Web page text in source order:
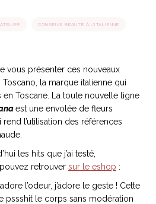
de
ART ET DESIGN
ATELIER CONSEILS BEAUTÉ À L'ITALIENNE
vous présenter ces nouveaux
la marque italienne qui
en Toscane. La toute nouvelle ligne
est une envolée de fleurs
l’utilisation des références
les hits que j’ai testé,
retrouver sur le eshop :
l’odeur, j’adore le geste ! Cette
pssshit le corps sans modération